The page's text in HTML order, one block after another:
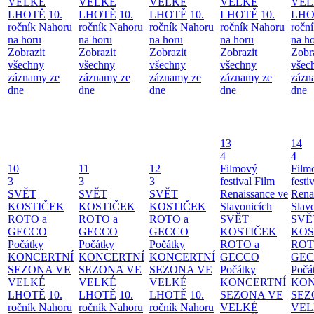
LHOTĚ 10.
ročník Nahoru
na horu
Zobrazit
všechny
záznamy ze
dne
LHOTĚ 10.
ročník Nahoru
na horu
Zobrazit
všechny
záznamy ze
dne
LHOTĚ 10.
ročník Nahoru
na horu
Zobrazit
všechny
záznamy ze
dne
LHOTĚ 10.
ročník Nahoru
na horu
Zobrazit
všechny
záznamy ze
dne
na
dne
10
3
SVĚT
KOSTIČEK
ROTO a
GECCO
Počátky
KONCERTNÍ
SEZONA VE
VELKÉ
LHOTĚ 10.
ročník Nahoru
11
3
SVĚT
KOSTIČEK
ROTO a
GECCO
Počátky
KONCERTNÍ
SEZONA VE
VELKÉ
LHOTĚ 10.
ročník Nahoru
12
3
SVĚT
KOSTIČEK
ROTO a
GECCO
Počátky
KONCERTNÍ
SEZONA VE
VELKÉ
LHOTĚ 10.
ročník Nahoru
13
4
Filmový
festival Film
Renaissance ve
Slavonicích
SVĚT
KOSTIČEK
ROTO a
GECCO
Počátky
KONCERTNÍ
SEZONA VE
VELKÉ
14
4